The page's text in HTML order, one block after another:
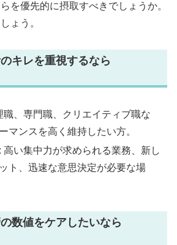
を優先的に摂取すべきでしょうか。
ょう。
キレを重視するなら
職、専門職、クリエイティブ職な
マンスを高く維持したい方。
: 高い集中力が求められる業務、新し
ト、迅速な意思決定が必要な場
数値をケアしたいなら